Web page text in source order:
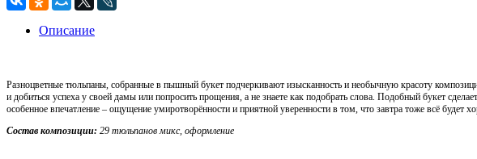
Описание
Разноцветные тюльпаны, собранные в пышный букет подчеркивают изысканность и необычную красоту
и добиться успеха у своей дамы или попросить прощения, а не знаете как подобрать слова. Подобный букет
особенное впечатление – ощущение умиротворённости и приятной уверенности в том, что завтра тоже всё будет
Состав композиции: 29 тюльпанов микс, оформление